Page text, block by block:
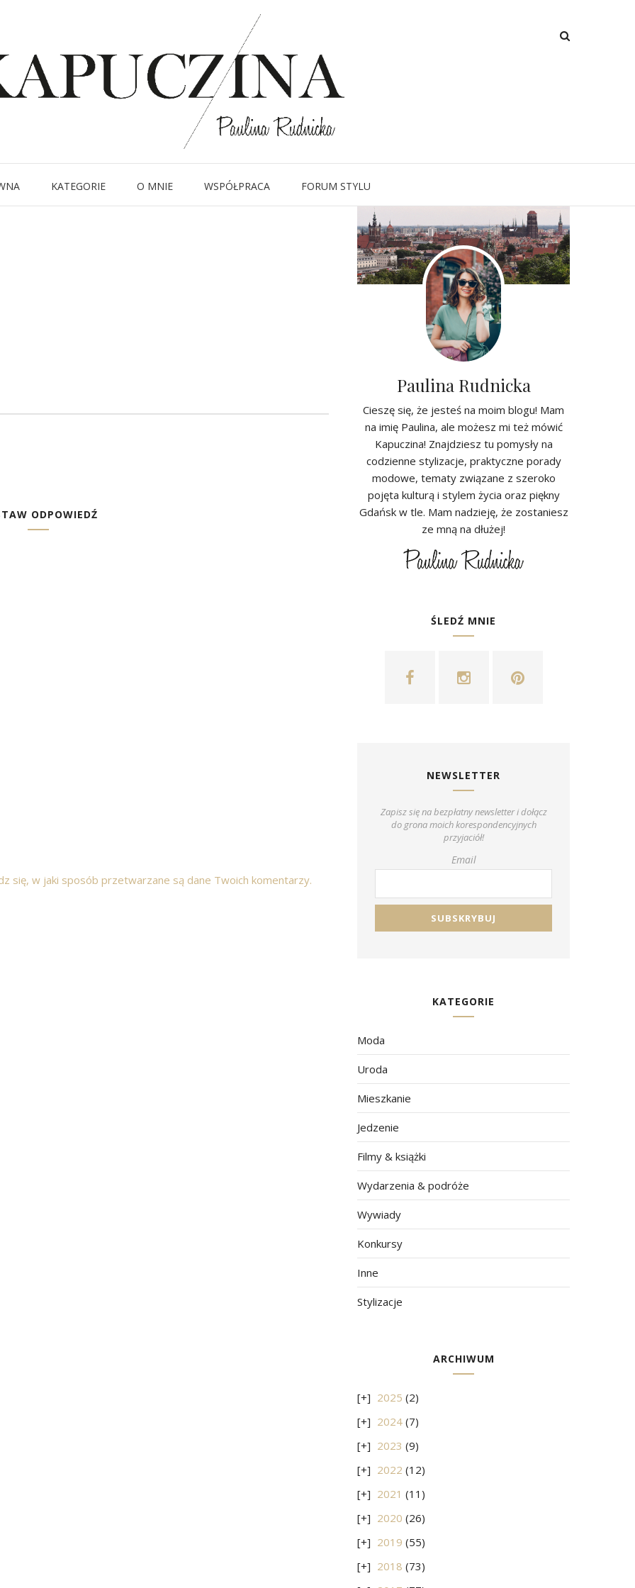
KATEGORIE O MNIE WSPÓŁPRACA FORUM STYLU
_DSC6270
Written byKapuczina in
ODPOWIEDŹ
się, w jaki sposób przetwarzane są dane Twoich komentarzy.
Paulina Rudnicka
Cieszę się, że jesteś na moim blogu! Mam
na imię Paulina, ale możesz mi też mówić
Kapuczina! Znajdziesz tu pomysły na
codzienne stylizacje, praktyczne porady
modowe, tematy związane z szeroko
pojęta kulturą i stylem życia oraz piękny
Gdańsk w tle. Mam nadzieję, że zostaniesz
ze mną na dłużej!
ŚLEDŹ MNIE
NEWSLETTER
Zapisz się na bezpłatny newsletter i dołącz
do grona moich korespondencyjnych
przyjaciół!
Email
KATEGORIE
Moda
Uroda
Mieszkanie
Jedzenie
Filmy & książki
Wydarzenia & podróże
Wywiady
Konkursy
Inne
Stylizacje
ARCHIWUM
2025 (2)
2024 (7)
2023 (9)
2022 (12)
2021 (11)
2020 (26)
2019 (55)
2018 (73)